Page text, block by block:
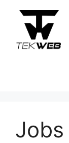
springen
Jobs